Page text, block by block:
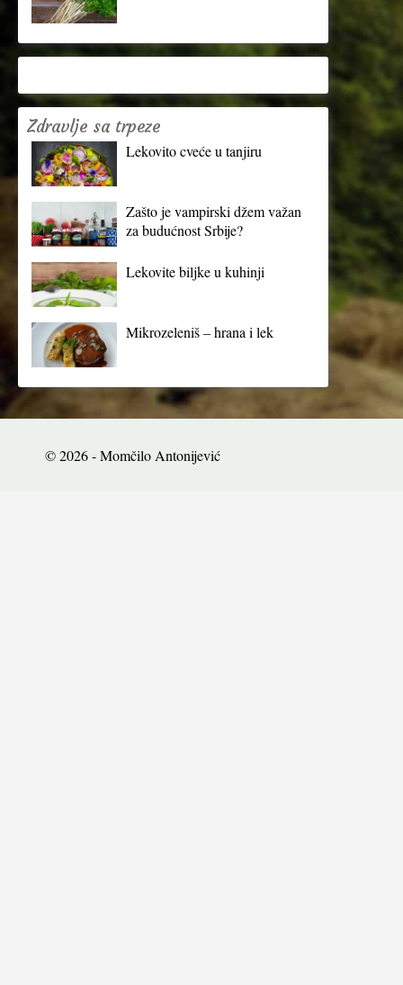
Zdravlje sa trpeze
Lekovito cveće u tanjiru
Zašto je vampirski džem važan
za budućnost Srbije?
Lekovite biljke u kuhinji
Mikrozeleniš – hrana i lek
© 2026 - Momčilo Antonijević